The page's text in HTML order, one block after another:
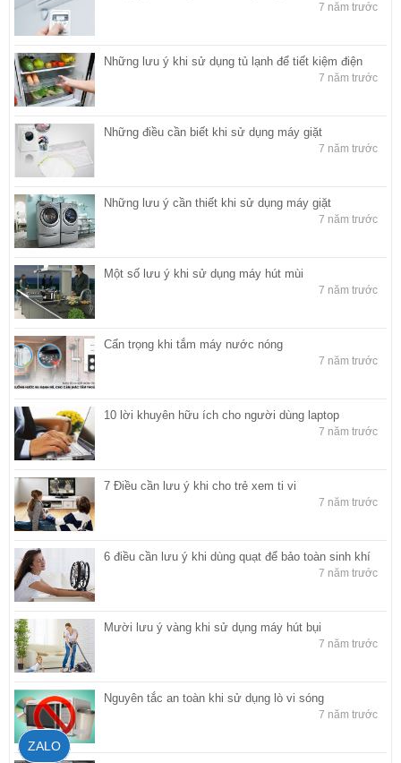
7 năm trước
Những lưu ý khi sử dụng tủ lạnh để tiết kiệm điện
7 năm trước
Những điều cần biết khi sử dụng máy giặt
7 năm trước
Những lưu ý cần thiết khi sử dụng máy giặt
7 năm trước
Một số lưu ý khi sử dụng máy hút mùi
7 năm trước
Cẩn trọng khi tắm máy nước nóng
7 năm trước
10 lời khuyên hữu ích cho người dùng laptop
7 năm trước
7 Điều cần lưu ý khi cho trẻ xem ti vi
7 năm trước
6 điều cần lưu ý khi dùng quạt để bảo toàn sinh khí
7 năm trước
Mười lưu ý vàng khi sử dụng máy hút bụi
7 năm trước
Nguyên tắc an toàn khi sử dụng lò vi sóng
7 năm trước
ZALO